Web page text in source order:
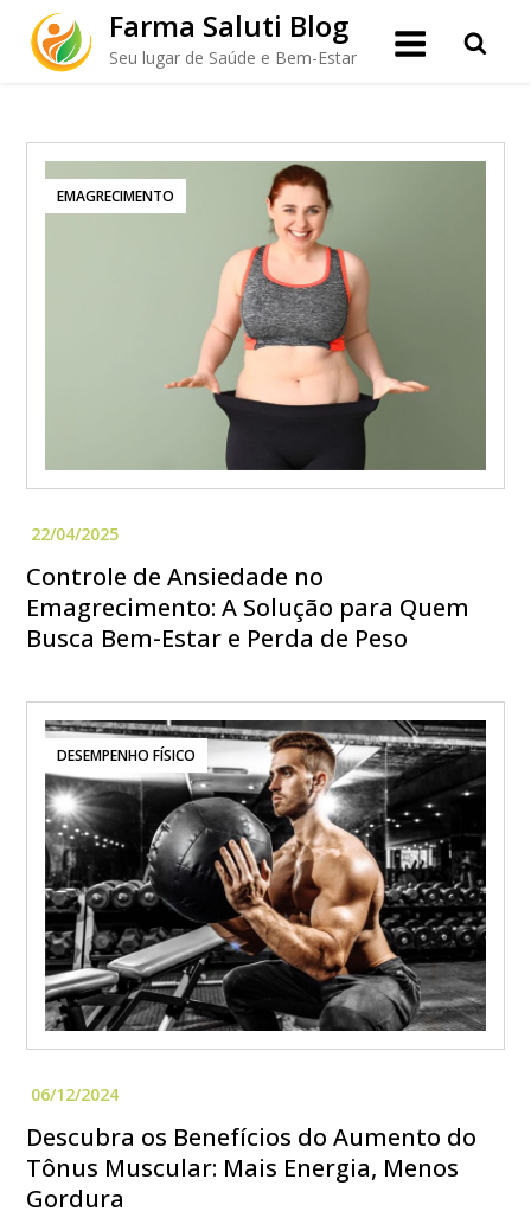
content
Farma Saluti Blog
Seu lugar de Saúde e Bem-Estar
EMAGRECIMENTO
Controle de Ansiedade no
Emagrecimento: A Solução para Quem
Busca Bem-Estar e Perda de Peso
DESEMPENHO FÍSICO
Descubra os Benefícios do Aumento do
Tônus Muscular: Mais Energia, Menos
Gordura